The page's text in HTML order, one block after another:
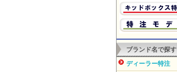
ブランド名で探す
ディーラー特注